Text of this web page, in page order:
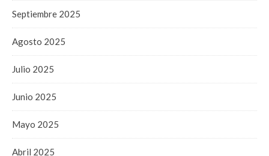
Septiembre 2025
Agosto 2025
Julio 2025
Junio 2025
Mayo 2025
Abril 2025